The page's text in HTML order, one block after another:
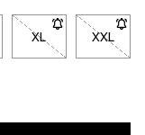
XL- Koko XL ei ole
XXL- Koko